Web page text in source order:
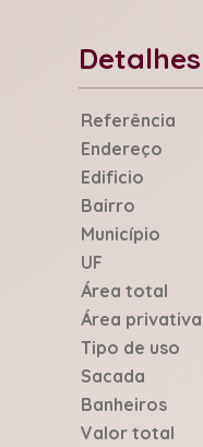
Referência
Endereço
Edificio
Bairro
Município
UF
Área total
Área privativa
Tipo de uso
Sacada
Banheiros
Valor total